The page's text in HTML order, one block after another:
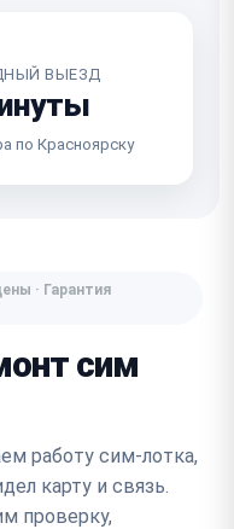
ВЫЕЗД
по Красноярску
· Гарантия
сим
работу сим-лотка,
карту и связь.
проверку,